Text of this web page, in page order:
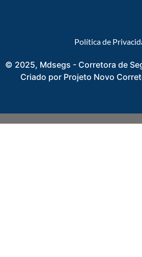
© 2025, Mdsegs - Corretora de
Criado por Projeto Novo
Política de